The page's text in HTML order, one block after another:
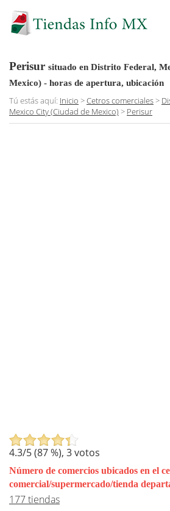
Perisur situado en Distrito Federal,
Mexico) - horas de apertura, ubicación
Tú estás aquí: Inicio >Cetros comerciales>
Mexico City (Ciudad de Mexico) > Perisur
4.3/5 (87%), 3votos
Número de comercios ubicados en el
comercial/supermercado/tienda
177 tiendas